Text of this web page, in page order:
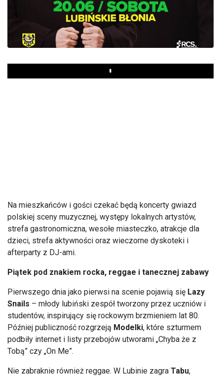
Play
Na mieszkańców i gości czekać będą koncerty gwiazd
polskiej sceny muzycznej, występy lokalnych artystów,
strefa gastronomiczna, wesołe miasteczko, atrakcje dla
dzieci, strefa aktywności oraz wieczorne dyskoteki i
afterparty z DJ-ami.
Piątek pod znakiem rocka, reggae i tanecznej zabawy
Pierwszego dnia jako pierwsi na scenie pojawią się Lazy
Snails – młody lubiński zespół tworzony przez uczniów i
studentów, inspirujący się rockowym brzmieniem lat 80.
Później publiczność rozgrzeją Modelki, które szturmem
podbiły internet i listy przebojów utworami „Chyba że z
Tobą” czy „On Me”.
Nie zabraknie również reggae. W Lubinie zagra Tabu,